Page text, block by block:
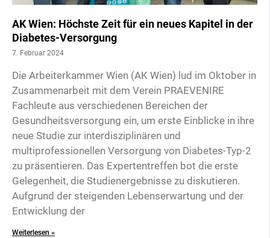
AK Wien: Höchste Zeit für ein neues Kapitel in der
Diabetes-Versorgung
7. Februar 2024
Die Arbeiterkammer Wien (AK Wien) lud im Oktober in
Zusammenarbeit mit dem Verein PRAEVENIRE
Fachleute aus verschiedenen Bereichen der
Gesundheitsversorgung ein, um erste Einblicke in ihre
neue Studie zur interdisziplinären und
multiprofessionellen Versorgung von Diabetes-Typ-2
zu präsentieren. Das Expertentreffen bot die erste
Gelegenheit, die Studienergebnisse zu diskutieren.
Aufgrund der steigenden Lebenserwartung und der
Entwicklung der
Weiterlesen »